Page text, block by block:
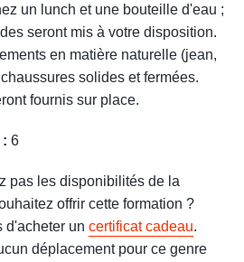
un lunch et une bouteille d'eau ;
seront mis à votre disposition.
en matière naturelle (jean,
solides et fermées.
fournis sur place.
6
pas les disponibilités de la
offrir cette formation ?
d'acheter un certificat cadeau.
déplacement pour ce genre